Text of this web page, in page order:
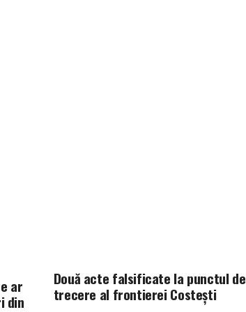
Două acte falsificate la punctul de
trecere al frontierei Costești
ar
din